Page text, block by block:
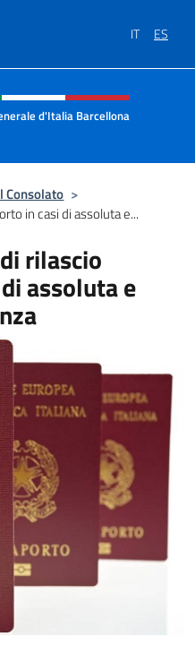
IT ES
web,
d'Italia Barcellona
Consolato >
in casi di assoluta e...
rilascio
assoluta e